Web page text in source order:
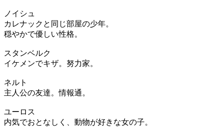
ノイシュ
カレナックと同じ部屋の少年。
穏やかで優しい性格。
スタンベルク
イケメンでキザ。努力家。
ネルト
主人公の友達。情報通。
ユーロス
内気でおとなしく、動物が好きな女の子。